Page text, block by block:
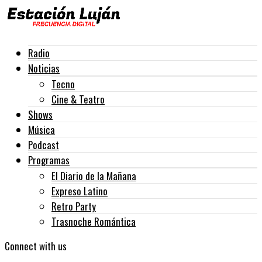
Radio
Noticias
Tecno
Cine & Teatro
Shows
Música
Podcast
Programas
El Diario de la Mañana
Expreso Latino
Retro Party
Trasnoche Romántica
Connect with us